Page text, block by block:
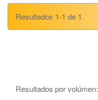
Resultados 1-1 de 1.
Resultados por volúmen: